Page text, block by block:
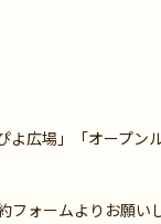
よ広場」「オープ
ォームよりお願い